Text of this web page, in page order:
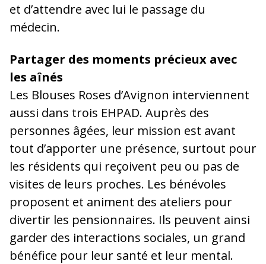
et d’attendre avec lui le passage du
médecin.
Partager des moments précieux avec
les aînés
Les Blouses Roses d’Avignon interviennent
aussi dans trois EHPAD. Auprès des
personnes âgées, leur mission est avant
tout d’apporter une présence, surtout pour
les résidents qui reçoivent peu ou pas de
visites de leurs proches. Les bénévoles
proposent et animent des ateliers pour
divertir les pensionnaires. Ils peuvent ainsi
garder des interactions sociales, un grand
bénéfice pour leur santé et leur mental.